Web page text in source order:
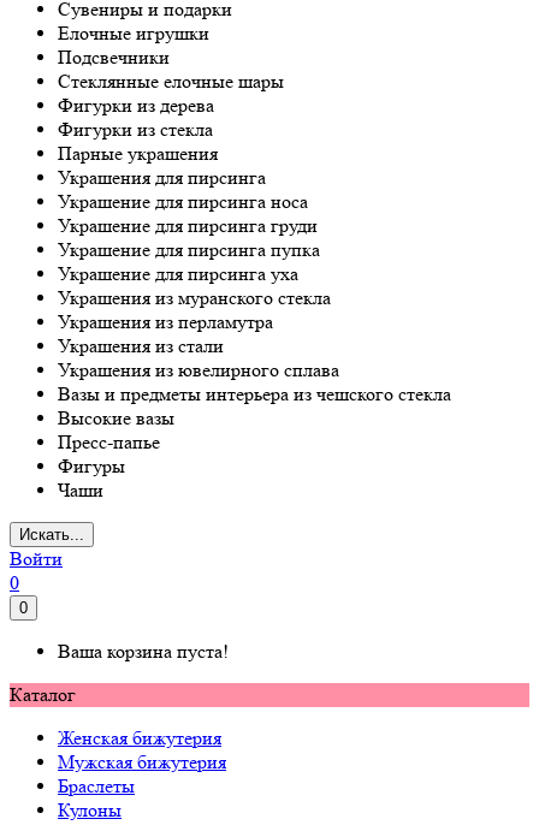
Сувениры и подарки
Елочные игрушки
Подсвечники
Стеклянные елочные шары
Фигурки из дерева
Фигурки из стекла
Парные украшения
Украшения для пирсинга
Украшение для пирсинга носа
Украшение для пирсинга груди
Украшение для пирсинга пупка
Украшение для пирсинга уха
Украшения из муранского стекла
Украшения из перламутра
Украшения из стали
Украшения из ювелирного сплава
Вазы и предметы интерьера из чешского стекла
Высокие вазы
Пресс-папье
Фигуры
Чаши
Искать...
Войти
0
0
Ваша корзина пуста!
Каталог
Женская бижутерия
Мужская бижутерия
Браслеты
Кулоны